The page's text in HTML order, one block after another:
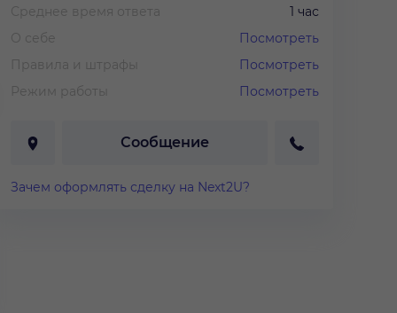
Среднее время ответа
1 час
О себе
Посмотреть
Правила и штрафы
Посмотреть
Режим работы
Посмотреть
Сообщение
Зачем оформлять сделку на Next2U?